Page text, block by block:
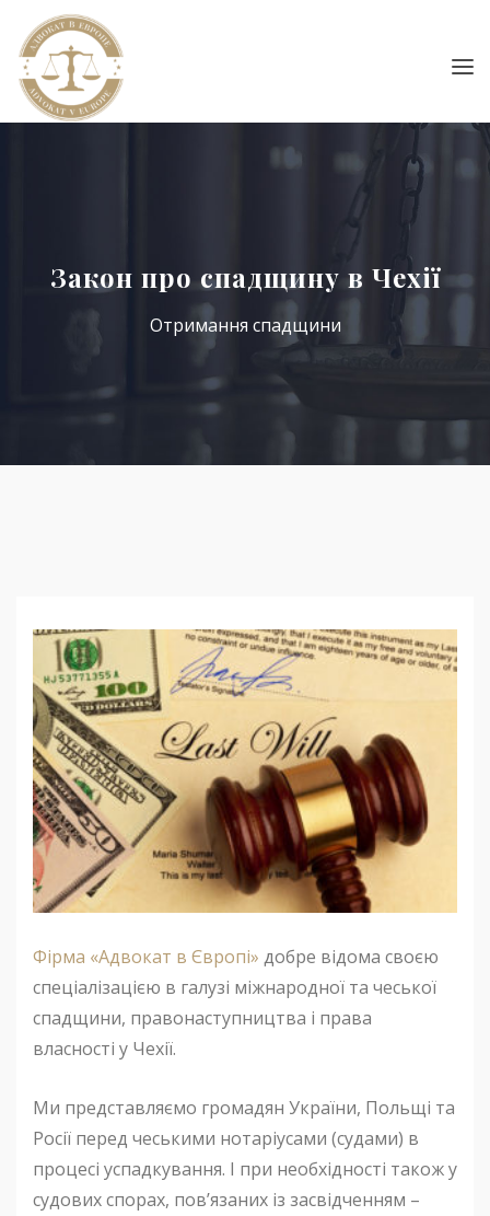
Закон про спадщину в Чехії
Отримання спадщини
Фірма «Адвокат в Європі» добре відома своєю
спеціалізацією в галузі міжнародної та чеської
спадщини, правонаступництва і права
власності у Чехії.
Ми представляємо громадян України, Польщі та
Росії перед чеськими нотаріусами (судами) в
процесі успадкування. І при необхідності також у
судових спорах, пов’язаних із засвідченням –